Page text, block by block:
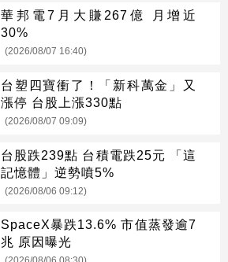
華邦電7月大賺267億 月增近
30%
(2026/08/07 16:40)
台塑四寶衝了！「新科萬金」又
漲停 台股上漲330點
(2026/08/07 09:09)
台股跌239點 台積電跌25元 「這
記憶體」逆勢噴5%
(2026/08/06 09:12)
SpaceX暴跌13.6% 市值蒸發逾7
兆 原因曝光